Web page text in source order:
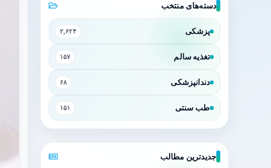
دسته‌های منتخب
پزشکی ۲,۶۲۴
تغذیه سالم ۱۵۷
دندانپزشکی ۶۸
طب سنتی ۱۵۱
جدیدترین مطالب